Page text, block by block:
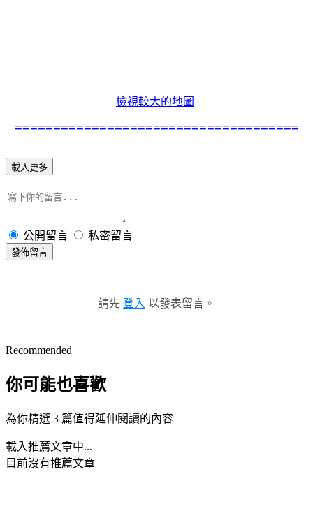
檢視較大的地圖
=====================================
載入更多
公開留言 私密留言
發佈留言
請先 登入 以發表留言。
Recommended
你可能也喜歡
為你精選 3 篇值得延伸閱讀的內容
載入推薦文章中...
目前沒有推薦文章